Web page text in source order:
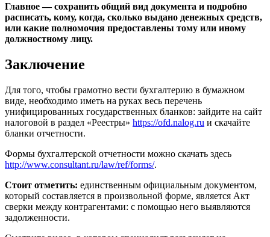
Главное — сохранить общий вид документа и подробно
расписать, кому, когда, сколько выдано денежных средств,
или какие полномочия предоставлены тому или иному
должностному лицу.
Заключение
Для того, чтобы грамотно вести бухгалтерию в бумажном
виде, необходимо иметь на руках весь перечень
унифицированных государственных бланков: зайдите на сайт
налоговой в раздел «Реестры» https://ofd.nalog.ru и скачайте
бланки отчетности.
Формы бухгалтерской отчетности можно скачать здесь
http://www.consultant.ru/law/ref/forms/.
Стоит отметить: единственным официальным документом,
который составляется в произвольной форме, является Акт
сверки между контрагентами: с помощью него выявляются
задолженности.